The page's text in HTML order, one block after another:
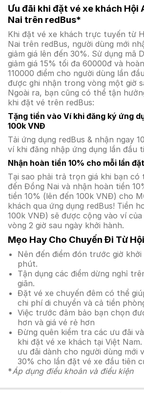
Ưu đãi khi đặt vé xe khách Hội
Nai trên redBus*
Khi đặt vé xe khách trực tuyến từ
Nai trên redBus, người dùng mới
giảm giá lên đến 30%. Sử dụng mã
giảm giá 15% tối đa 60000đ và
110000 điểm cho người dùng lần
được ghi nhận trong vòng một giờ
Ngoài ra, bạn cũng có thể tận
khi đặt vé trên redBus:
Tặng tiền vào Ví khi đăng ký ứng
100k VNĐ
Tải ứng dụng redBus & nhận ngay
ví khi đăng nhập ứng dụng lần đầu
Nhận hoàn tiền 10% cho mỗi lần
Tại sao phải trả trọn giá khi bạn có
đến Đồng Nai và nhận hoàn tiền
tiền 10% (lên đến 100k VNĐ) cho
khách qua ứng dụng redBus! Tiền
100k VNĐ) sẽ được cộng vào ví
vòng 2 giờ sau ngày khởi hành.
Mẹo Hay Cho Chuyến Đi Từ
Nên đến điểm đón trước giờ khởi
phút.
Tận dụng các điểm dừng nghỉ
giãn.
Đặt vé xe chuyến đêm có thể
chi phí di chuyển và cả tiền
Việc trước đảm bảo bạn chọn
hơn và giá vé rẻ hơn
Đừng quên kiểm tra các ưu đãi
khi đặt vé xe khách tại Việt
ưu đãi dành cho người dùng mới
30% cho lần đặt vé xe đầu tiên
*Áp dụng điều khoản và điều kiện